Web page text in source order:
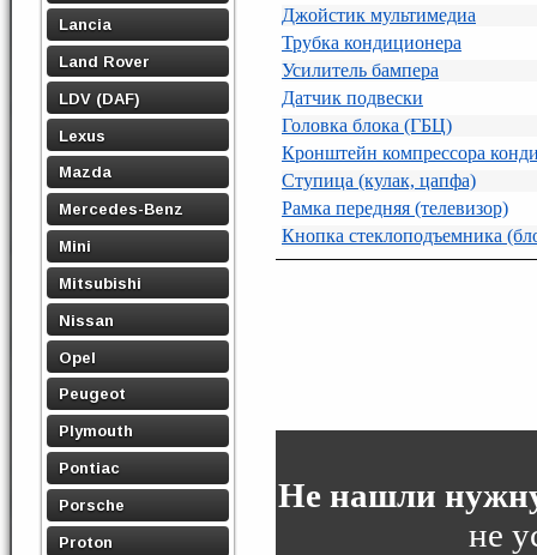
Lancia
Land Rover
LDV (DAF)
Lexus
Mazda
Mercedes-Benz
Mini
Mitsubishi
Nissan
Opel
Peugeot
Plymouth
Pontiac
Porsche
Proton
Джойстик мультимедиа
Трубка кондиционера
Усилитель бампера
Датчик подвески
Головка блока (ГБЦ)
Кронштейн компрессора
Ступица (кулак, цапфа)
Рамка передняя (телевизор)
Кнопка стеклоподъемника
Не нашли
не